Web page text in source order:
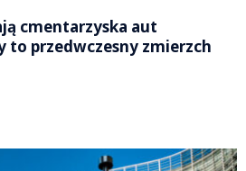
cmentarzyska aut
to przedwczesny zmierzch